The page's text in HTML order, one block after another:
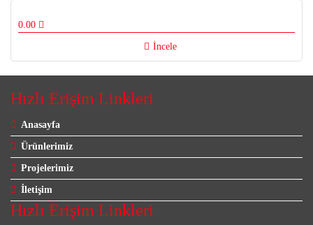
0.00
İncele
Hızlı Erişim Linkleri
Anasayfa
Ürünlerimiz
Projelerimiz
İletişim
Hızlı Erişim Linkleri